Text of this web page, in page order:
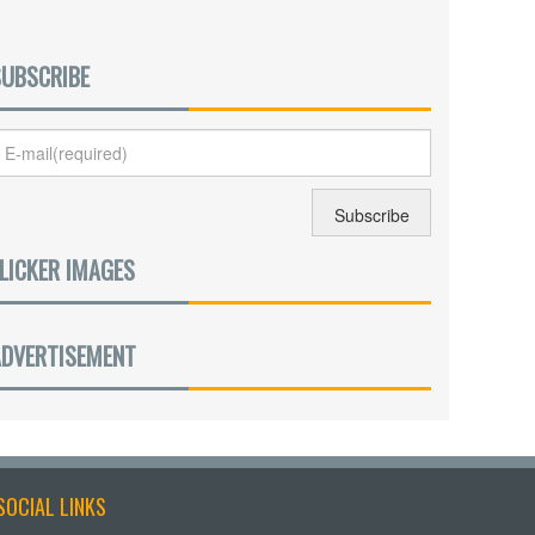
IMAGES
LINKS